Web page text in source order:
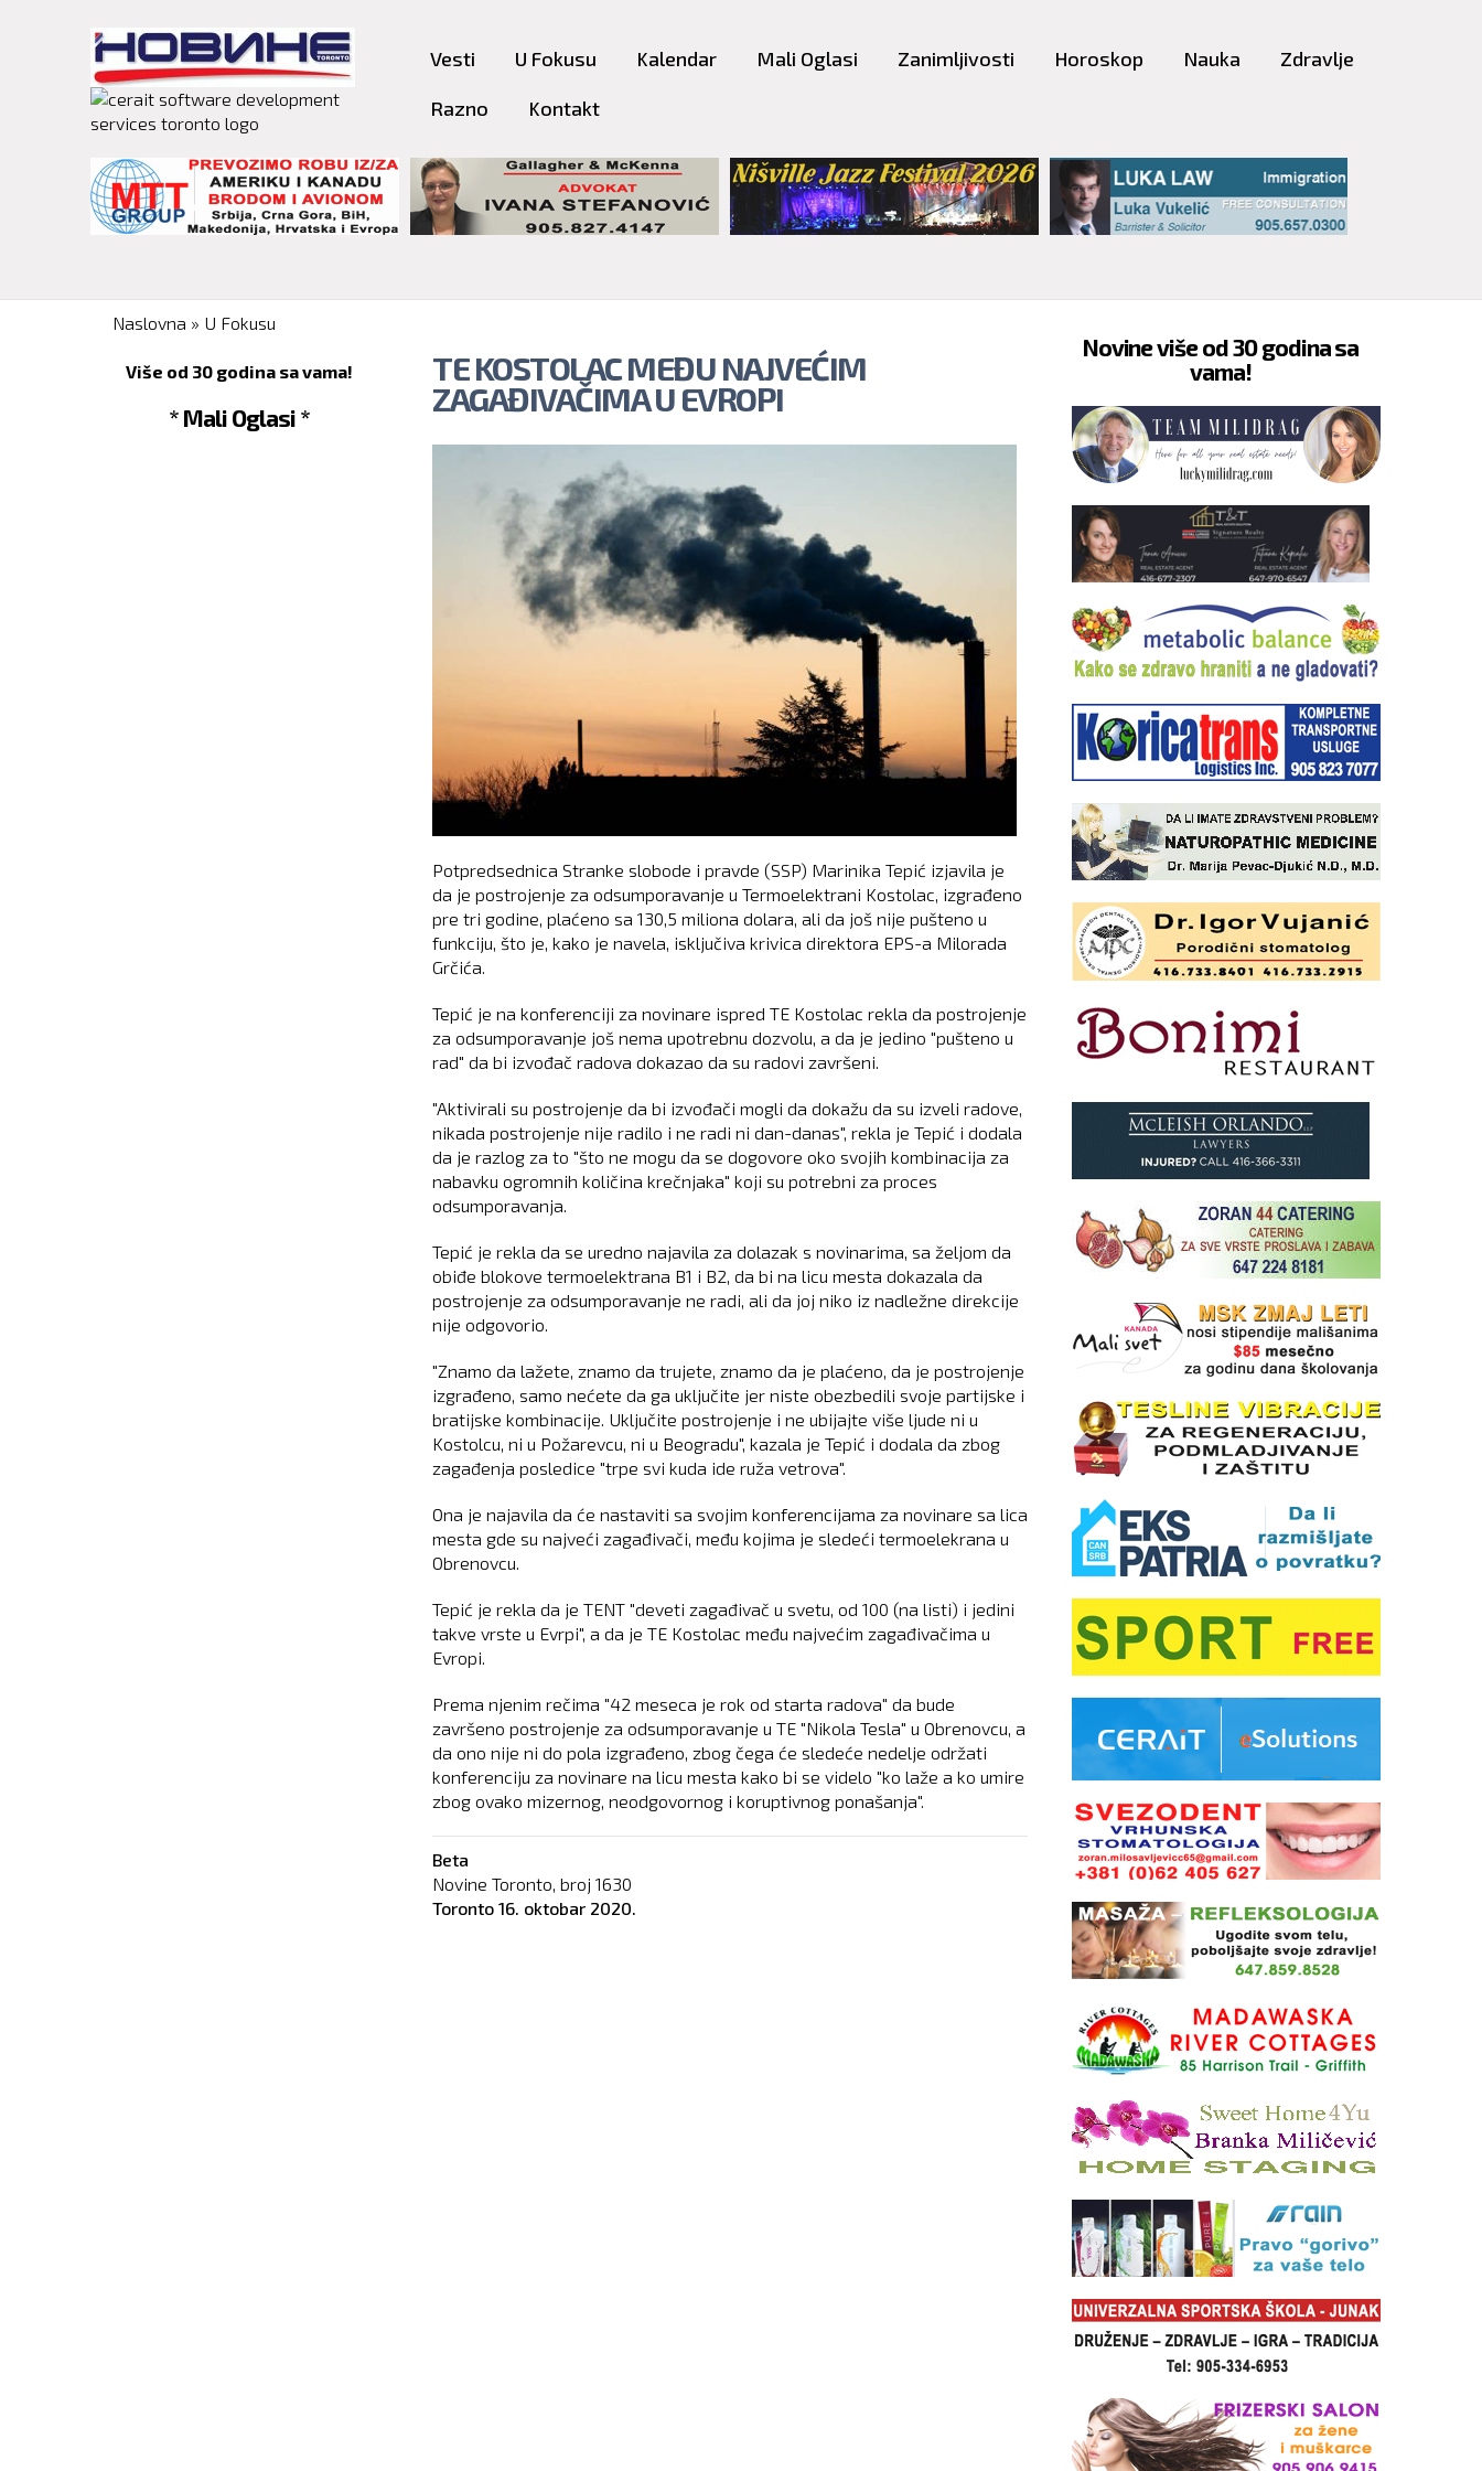
content
Vesti U Fokusu Kalendar Mali Oglasi Zanimljivosti Horoskop Nauka Zdravlje
Razno Kontakt
You are here
Naslovna » U Fokusu
Više od 30 godina sa vama!
* Mali Oglasi *
TE KOSTOLAC MEĐU NAJVEĆIM
ZAGAĐIVAČIMA U EVROPI
Potpredsednica Stranke slobode i pravde (SSP) Marinika Tepić izjavila je
da je postrojenje za odsumporavanje u Termoelektrani Kostolac, izgrađeno
pre tri godine, plaćeno sa 130,5 miliona dolara, ali da još nije pušteno u
funkciju, što je, kako je navela, isključiva krivica direktora EPS-a Milorada
Grčića.
Tepić je na konferenciji za novinare ispred TE Kostolac rekla da postrojenje
za odsumporavanje još nema upotrebnu dozvolu, a da je jedino "pušteno u
rad" da bi izvođač radova dokazao da su radovi završeni.
"Aktivirali su postrojenje da bi izvođači mogli da dokažu da su izveli radove,
nikada postrojenje nije radilo i ne radi ni dan-danas", rekla je Tepić i dodala
da je razlog za to "što ne mogu da se dogovore oko svojih kombinacija za
nabavku ogromnih količina krečnjaka" koji su potrebni za proces
odsumporavanja.
Tepić je rekla da se uredno najavila za dolazak s novinarima, sa željom da
obiđe blokove termoelektrana B1 i B2, da bi na licu mesta dokazala da
postrojenje za odsumporavanje ne radi, ali da joj niko iz nadležne direkcije
nije odgovorio.
"Znamo da lažete, znamo da trujete, znamo da je plaćeno, da je postrojenje
izgrađeno, samo nećete da ga uključite jer niste obezbedili svoje partijske i
bratijske kombinacije. Uključite postrojenje i ne ubijajte više ljude ni u
Kostolcu, ni u Požarevcu, ni u Beogradu", kazala je Tepić i dodala da zbog
zagađenja posledice "trpe svi kuda ide ruža vetrova".
Ona je najavila da će nastaviti sa svojim konferencijama za novinare sa lica
mesta gde su najveći zagađivači, među kojima je sledeći termoelekrana u
Obrenovcu.
Tepić je rekla da je TENT "deveti zagađivač u svetu, od 100 (na listi) i jedini
takve vrste u Evrpi", a da je TE Kostolac među najvećim zagađivačima u
Evropi.
Prema njenim rečima "42 meseca je rok od starta radova" da bude
završeno postrojenje za odsumporavanje u TE "Nikola Tesla" u Obrenovcu, a
da ono nije ni do pola izgrađeno, zbog čega će sledeće nedelje održati
konferenciju za novinare na licu mesta kako bi se videlo "ko laže a ko umire
zbog ovako mizernog, neodgovornog i koruptivnog ponašanja".
Beta
Novine Toronto, broj 1630
Toronto 16. oktobar 2020.
Novine više od 30 godina sa
vama!